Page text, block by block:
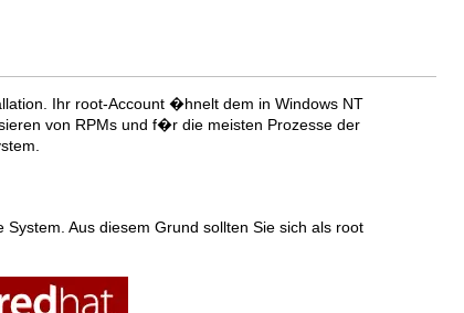
Ihr root-Account �hnelt dem in Windows NT
von RPMs und f�r die meisten Prozesse der
Aus diesem Grund sollten Sie sich als root